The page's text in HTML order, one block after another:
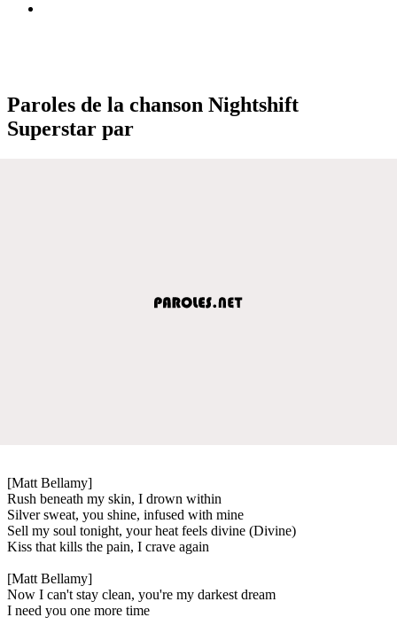
Paroles de la chanson Nightshift
Superstar par
[Matt Bellamy]
Rush beneath my skin, I drown within
Silver sweat, you shine, infused with mine
Sell my soul tonight, your heat feels divine (Divine)
Kiss that kills the pain, I crave again
[Matt Bellamy]
Now I can't stay clean, you're my darkest dream
I need you one more time